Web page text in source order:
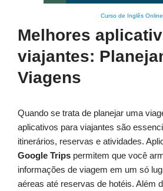
Curso de Inglês Online
Melhores
viajantes:
Viagens
Quando se trata de planejar uma
aplicativos para viajantes são
itinerários, reservas e atividades.
Google Trips permitem que você
informações de viagem em um só
aéreas até reservas de hotéis. Além